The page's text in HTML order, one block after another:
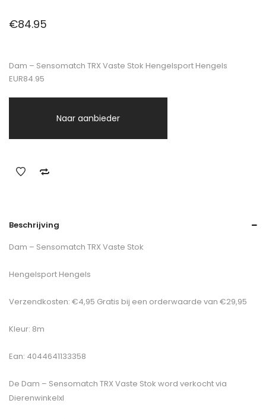
€84.95
Dam – Sensomatch TRX Vaste Stok Hengelsport Hengels
EUR84.95
Naar aanbieder
Beschrijving
Dam – Sensomatch TRX Vaste Stok
Hengelsport Hengels
Verzendkosten: €4,95 Gratis bij een orderwaarde van €29,95
Kleur: 8m
Ean: 4044641133358
De Dam – Sensomatch TRX Vaste Stok word verkocht via
Dierenwinkelxl